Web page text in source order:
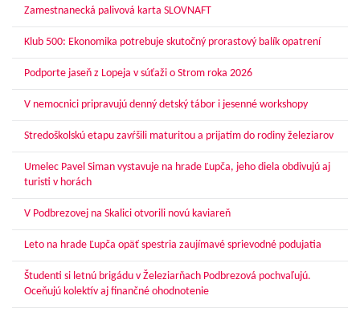
Zamestnanecká palivová karta SLOVNAFT
Klub 500: Ekonomika potrebuje skutočný prorastový balík opatrení
Podporte jaseň z Lopeja v súťaži o Strom roka 2026
V nemocnici pripravujú denný detský tábor i jesenné workshopy
Stredoškolskú etapu zavŕšili maturitou a prijatím do rodiny železiarov
Umelec Pavel Siman vystavuje na hrade Ľupča, jeho diela obdivujú aj
turisti v horách
V Podbrezovej na Skalici otvorili novú kaviareň
Leto na hrade Ľupča opäť spestria zaujímavé sprievodné podujatia
Študenti si letnú brigádu v Železiarňach Podbrezová pochvaľujú.
Oceňujú kolektív aj finančné ohodnotenie